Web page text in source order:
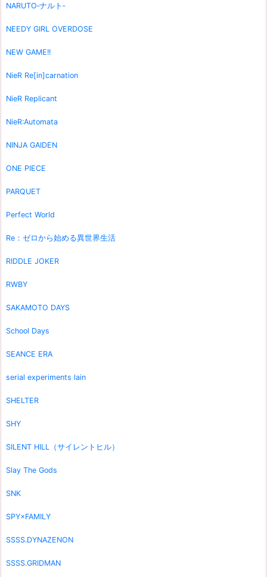
NARUTO‐ナルト‐
NEEDY GIRL OVERDOSE
NEW GAME!!
NieR Re[in]carnation
NieR Replicant
NieR:Automata
NINJA GAIDEN
ONE PIECE
PARQUET
Perfect World
Re：ゼロから始める異世界生活
RIDDLE JOKER
RWBY
SAKAMOTO DAYS
School Days
SEANCE ERA
serial experiments lain
SHELTER
SHY
SILENT HILL（サイレントヒル）
Slay The Gods
SNK
SPY×FAMILY
SSSS.DYNAZENON
SSSS.GRIDMAN